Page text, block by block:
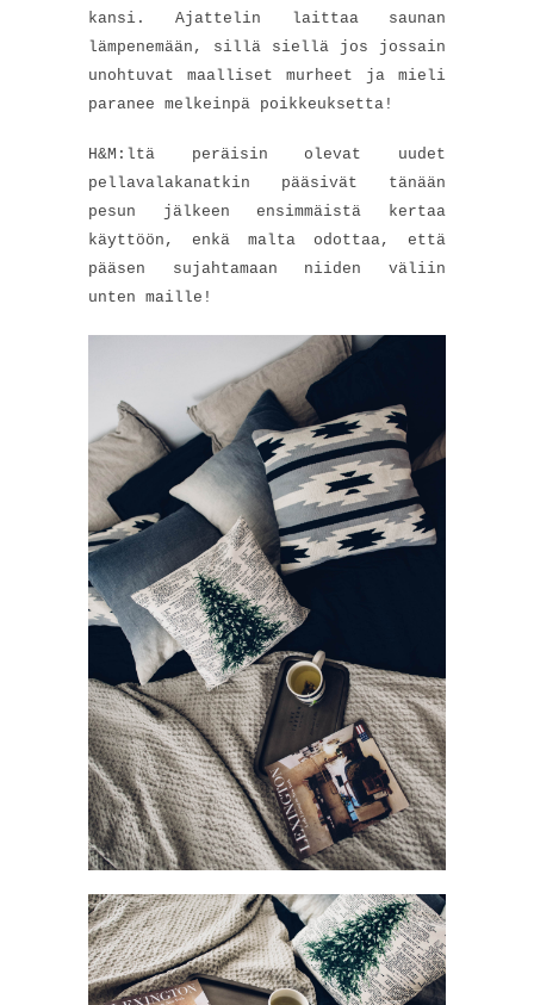
kansi. Ajattelin laittaa saunan
lämpenemään, sillä siellä jos jossain
unohtuvat maalliset murheet ja mieli
paranee melkeinpä poikkeuksetta!
H&M:ltä peräisin olevat uudet
pellavalakanatkin pääsivät tänään
pesun jälkeen ensimmäistä kertaa
käyttöön, enkä malta odottaa, että
pääsen sujahtamaan niiden väliin
unten maille!